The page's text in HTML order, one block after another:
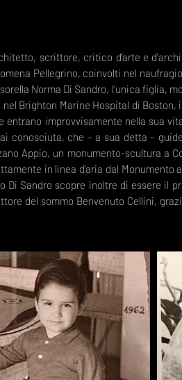
scrittore, critico d’arte e
Pellegrino, coinvolti nel
Norma Di Sandro, l’unica figlia,
Brighton Marine Hospital di
entrano improvvisamente nella sua
conosciuta, che – a sua detta –
Appio, un monumento-scultura a
in linea d’aria dal
Di Sandro scopre inoltre di essere il
del sommo Benvenuto Cellini,